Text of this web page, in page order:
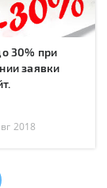
30% при
заявки
2018